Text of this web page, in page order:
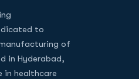
to
of
in Hyderabad,
in healthcare